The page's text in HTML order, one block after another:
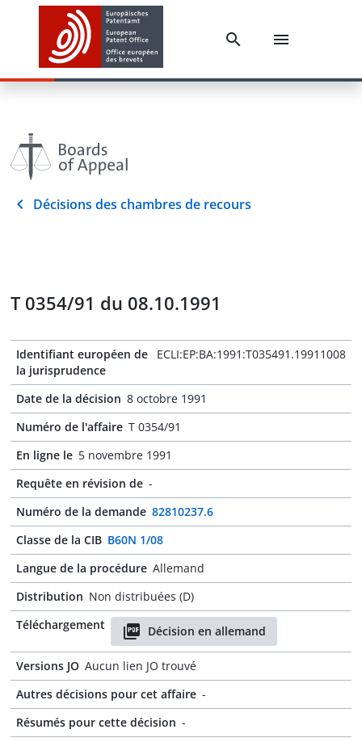
Décisions des chambres de recours
T 0354/91 du 08.10.1991
Identifiant européen de
la jurisprudence
ECLI:EP:BA:1991:T035491.19911008
Date de la décision 8 octobre 1991
Numéro de l'affaire T 0354/91
En ligne le 5 novembre 1991
Requête en révision de -
Numéro de la demande 82810237.6
Classe de la CIB B60N 1/08
Langue de la procédure Allemand
Distribution Non distribuées (D)
Téléchargement
Décision en allemand
Versions JO Aucun lien JO trouvé
Autres décisions pour cet affaire -
Résumés pour cette décision -